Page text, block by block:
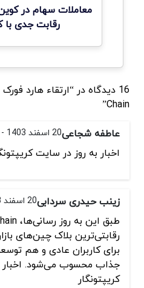
معاملات سهام در
رقابت جدی با
Chain”
عاطفه شجاعی20 اسفند 1403 - 18:05
اخبار به روز در سایت
زینب حیدری سردابی20 اسفند 1403 - 12:27
رقابتی‌ترین بلاک چین‌های
برای کاربران عادی و هم
جذاب محسوب می‌شود. اخبار
کریپتونگار